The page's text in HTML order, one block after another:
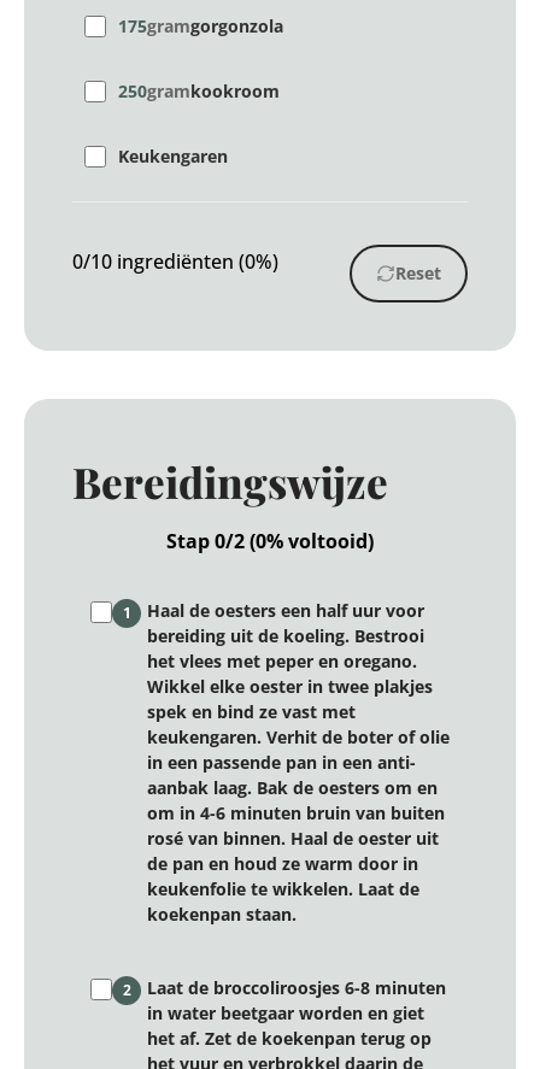
175gramgorgonzola
250gramkookroom
Keukengaren
0/10 ingrediënten (0%) Reset
Bereidingswijze
Stap 0/2 (0% voltooid)
1
Haal de oesters een half uur voor
bereiding uit de koeling. Bestrooi
het vlees met peper en oregano.
Wikkel elke oester in twee plakjes
spek en bind ze vast met
keukengaren. Verhit de boter of olie
in een passende pan in een anti-
aanbak laag. Bak de oesters om en
om in 4-6 minuten bruin van buiten
rosé van binnen. Haal de oester uit
de pan en houd ze warm door in
keukenfolie te wikkelen. Laat de
koekenpan staan.
2
Laat de broccoliroosjes 6-8 minuten
in water beetgaar worden en giet
het af. Zet de koekenpan terug op
het vuur en verbrokkel daarin de